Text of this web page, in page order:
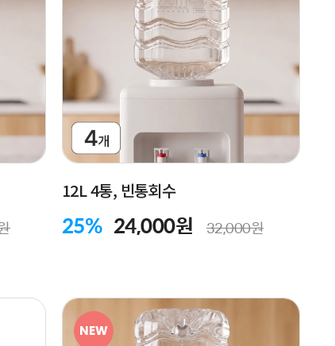
12L 4통, 빈통회수
25% 24,000원 32,000원
NEW